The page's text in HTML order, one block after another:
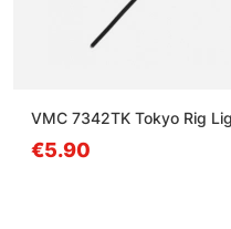
VMC 7342TK Tokyo Rig
€5.90